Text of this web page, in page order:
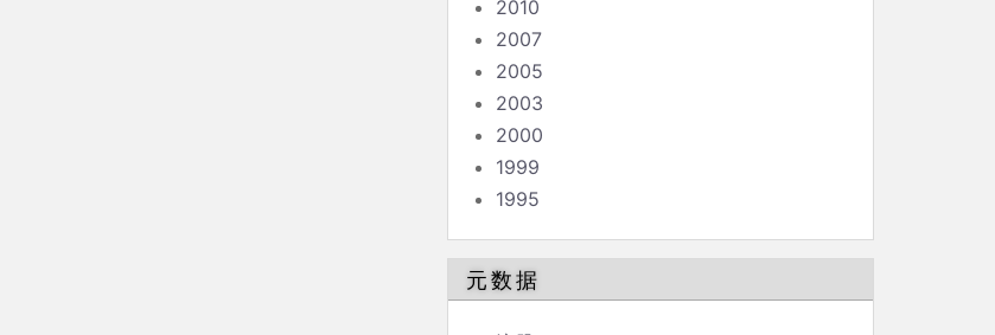
2010
2007
2005
2003
2000
1999
1995
元数据